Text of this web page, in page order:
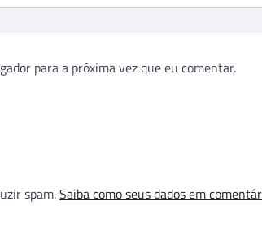
para a próxima vez que eu comentar.
spam.Saiba como seus dados em